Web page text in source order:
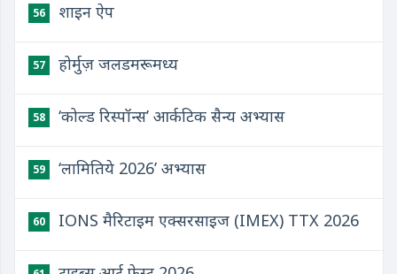
56 शाइन ऐप
57 होर्मुज़ जलडमरूमध्य
58 ‘कोल्ड रिस्पॉन्स’ आर्कटिक सैन्य अभ्यास
59 ‘लामितिये 2026’ अभ्यास
60 IONS मैरिटाइम एक्सरसाइज (IMEX) TTX 2026